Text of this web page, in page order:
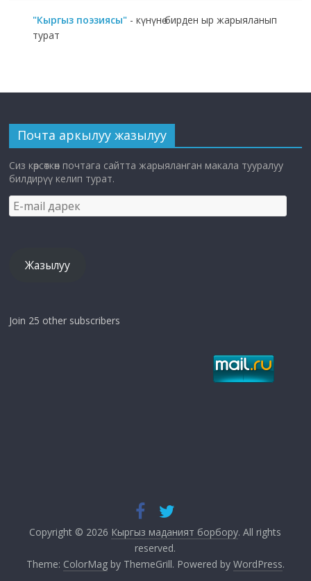
"Кыргыз поэзиясы" - күнүнө бирден ыр жарыяланып
турат
Почта аркылуу жазылуу
Сиз көрсөткөн почтага сайтта жарыяланган макала тууралуу
билдирүү келип турат.
E-
mail
Жазылуу
Join 25 other subscribers
Copyright © 2026 Кыргыз маданият борбору. All rights
reserved.
Theme: ColorMagby ThemeGrill. Powered by WordPress.